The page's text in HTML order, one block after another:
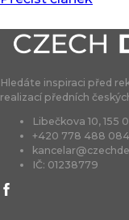
Hledáte inspiraci před
realizací předních
Libečkova 10, 155
+420 778 488 084
IČ: 01238779